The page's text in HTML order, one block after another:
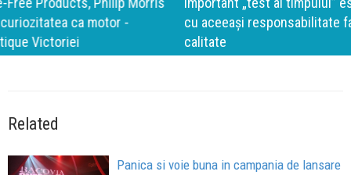
cu aceeași responsabilitate față de oameni, siguranță și
calitate
Related
Panica si voie buna in campania de lansare